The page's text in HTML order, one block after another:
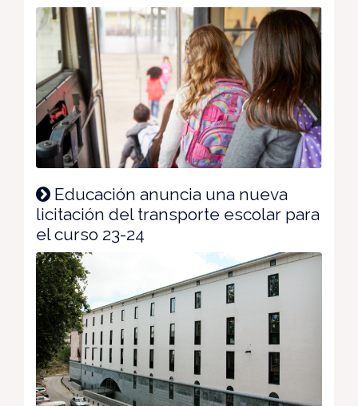
Educación anuncia una nueva
licitación del transporte escolar para
el curso 23-24